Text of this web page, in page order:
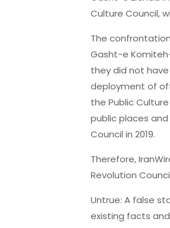
Culture Council,
The
Gasht-e
they did not
deployment of
the Public
public places
Council in 2019.
Therefore,
Revolution
Untrue: A false
existing facts